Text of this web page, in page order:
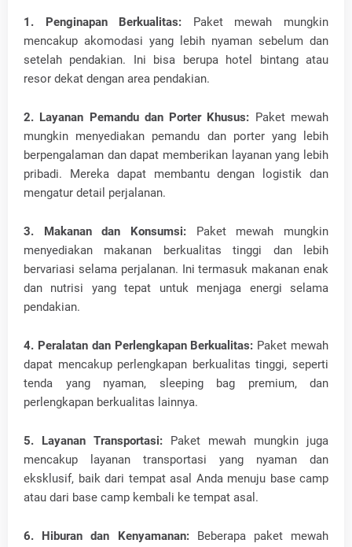
1. Penginapan Berkualitas: Paket mewah mungkin
mencakup akomodasi yang lebih nyaman sebelum dan
setelah pendakian. Ini bisa berupa hotel bintang atau
resor dekat dengan area pendakian.
2. Layanan Pemandu dan Porter Khusus: Paket mewah
mungkin menyediakan pemandu dan porter yang lebih
berpengalaman dan dapat memberikan layanan yang lebih
pribadi. Mereka dapat membantu dengan logistik dan
mengatur detail perjalanan.
3. Makanan dan Konsumsi: Paket mewah mungkin
menyediakan makanan berkualitas tinggi dan lebih
bervariasi selama perjalanan. Ini termasuk makanan enak
dan nutrisi yang tepat untuk menjaga energi selama
pendakian.
4. Peralatan dan Perlengkapan Berkualitas: Paket mewah
dapat mencakup perlengkapan berkualitas tinggi, seperti
tenda yang nyaman, sleeping bag premium, dan
perlengkapan berkualitas lainnya.
5. Layanan Transportasi: Paket mewah mungkin juga
mencakup layanan transportasi yang nyaman dan
eksklusif, baik dari tempat asal Anda menuju base camp
atau dari base camp kembali ke tempat asal.
6. Hiburan dan Kenyamanan:Beberapa paket mewah